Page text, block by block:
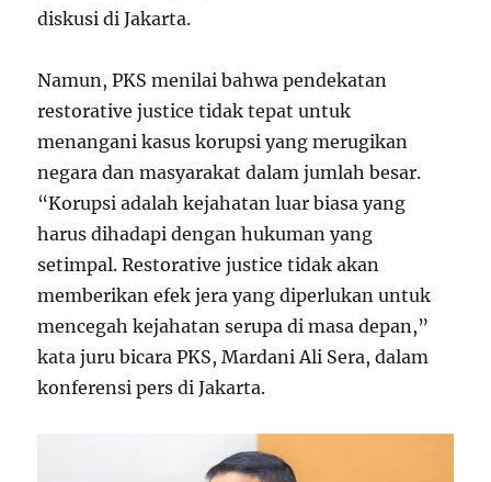
diskusi di Jakarta.
Namun, PKS menilai bahwa pendekatan
restorative justice tidak tepat untuk
menangani kasus korupsi yang merugikan
negara dan masyarakat dalam jumlah besar.
“Korupsi adalah kejahatan luar biasa yang
harus dihadapi dengan hukuman yang
setimpal. Restorative justice tidak akan
memberikan efek jera yang diperlukan untuk
mencegah kejahatan serupa di masa depan,”
kata juru bicara PKS, Mardani Ali Sera, dalam
konferensi pers di Jakarta.